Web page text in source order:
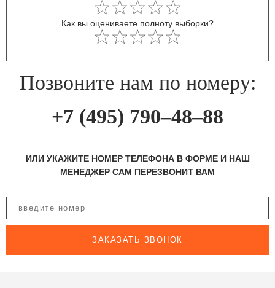
Как вы оцениваете полноту выборки?
Позвоните нам по номеру:
+7 (495) 790–48–88
ИЛИ УКАЖИТЕ НОМЕР ТЕЛЕФОНА В ФОРМЕ И НАШ
МЕНЕДЖЕР САМ ПЕРЕЗВОНИТ ВАМ
ЗАКАЗАТЬ ЗВОНОК